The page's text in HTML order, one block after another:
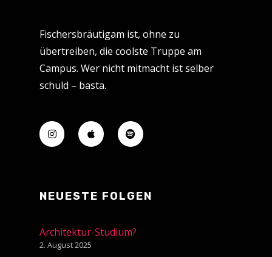
Fischersbräutigam ist, ohne zu
übertreiben, die coolste Truppe am
Campus. Wer nicht mitmacht ist selber
schuld – basta.
NEUESTE FOLGEN
Architektur-Studium?
2. August 2025